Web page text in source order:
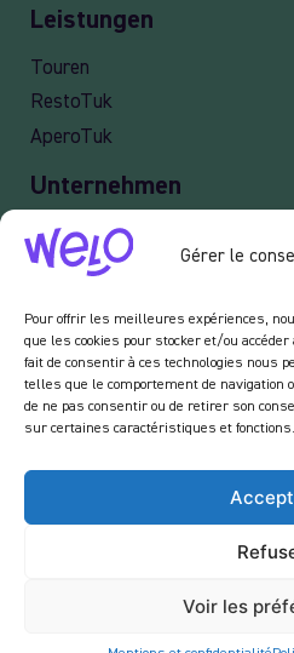
Gérer le
Pour offrir les meilleures expériences,
que les cookies pour stocker et/ou
fait de consentir à ces technologies nous
telles que le comportement de navigation
de ne pas consentir ou de retirer son
sur certaines caractéristiques et fonctions.
Voir les
Leistungen
Touren
RestoTuk
AperoTuk
Unternehmen
Lieferung
Veranstaltung
Newsletter :
Indem Sie unseren Newsletter abonnieren,